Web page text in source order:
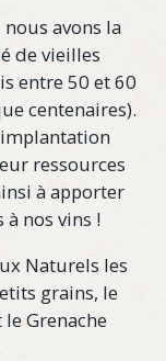
avons la
de vieilles
entre 50 et 60
centenaires).
implantation
ressources
à apporter
nos vins !
Naturels les
grains, le
Grenache